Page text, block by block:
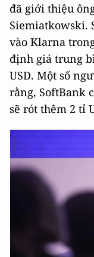
đã giới thiệu
Siemiatkowski.
vào Klarna
định giá trung
USD. Một số
rằng, SoftBank
sẽ rót thêm 2 tỉ